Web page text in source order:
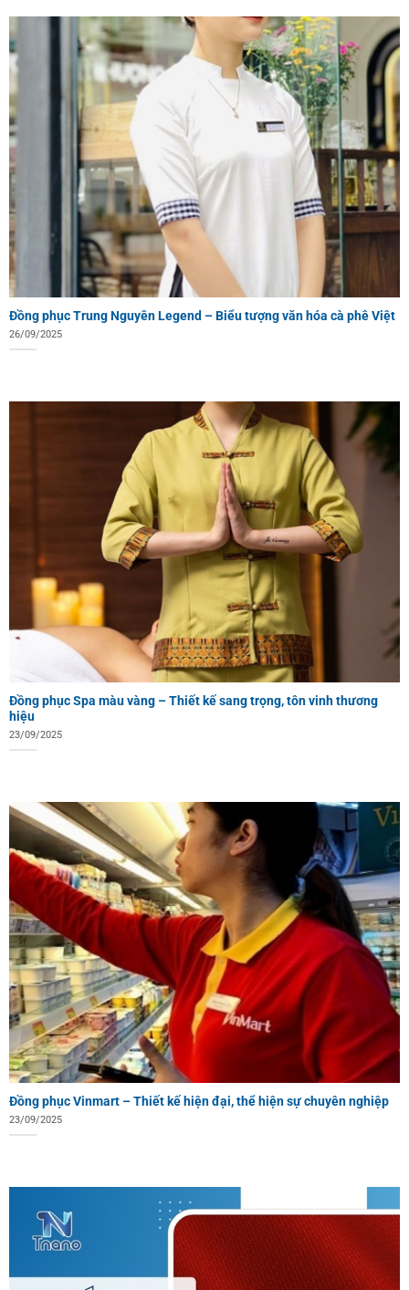
Đồng phục Trung Nguyên Legend – Biểu tượng văn hóa cà phê Việt
26/09/2025
Đồng phục Spa màu vàng – Thiết kế sang trọng, tôn vinh thương
hiệu
23/09/2025
Đồng phục Vinmart – Thiết kế hiện đại, thể hiện sự chuyên nghiệp
23/09/2025